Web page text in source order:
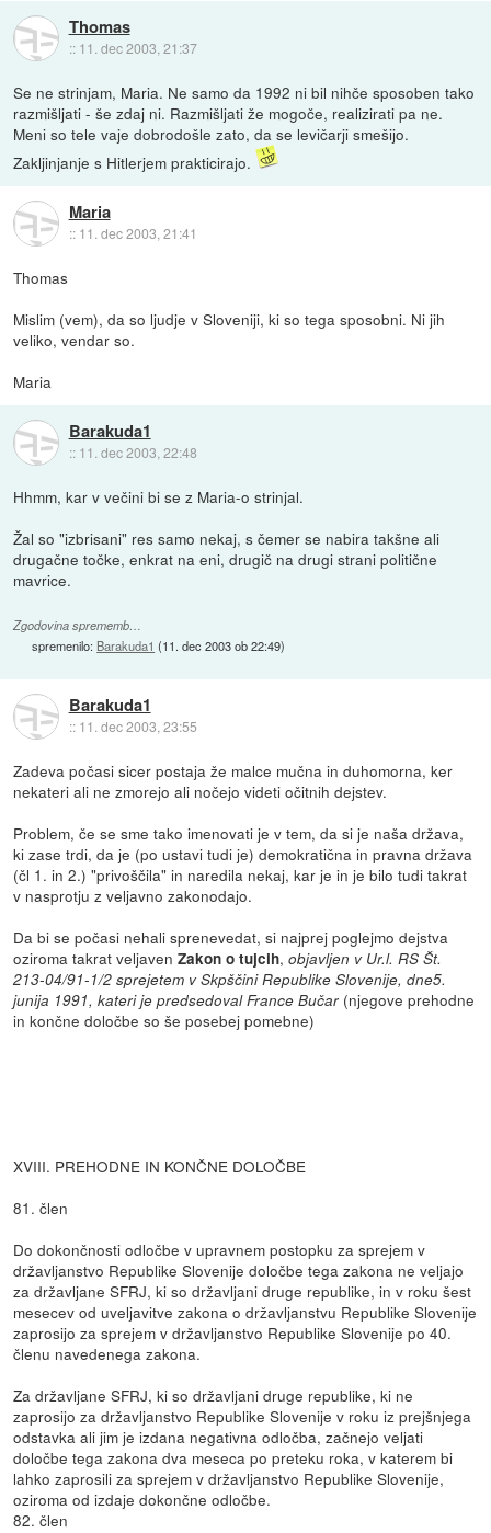
Thomas
:: 11. dec 2003, 21:37
Se ne strinjam, Maria. Ne samo da 1992 ni bil nihče sposoben tako
razmišljati - še zdaj ni. Razmišljati že mogoče, realizirati pa ne.
Meni so tele vaje dobrodošle zato, da se levičarji smešijo.
Zakljinjanje s Hitlerjem prakticirajo.
Maria
:: 11. dec 2003, 21:41
Thomas
Mislim (vem), da so ljudje v Sloveniji, ki so tega sposobni. Ni jih
veliko, vendar so.
Maria
Barakuda1
:: 11. dec 2003, 22:48
Hhmm, kar v večini bi se z Maria-o strinjal.
Žal so "izbrisani" res samo nekaj, s čemer se nabira takšne ali
drugačne točke, enkrat na eni, drugič na drugi strani politične
mavrice.
Zgodovina sprememb…
spremenilo: Barakuda1 (11. dec 2003 ob 22:49)
Barakuda1
:: 11. dec 2003, 23:55
Zadeva počasi sicer postaja že malce mučna in duhomorna, ker
nekateri ali ne zmorejo ali nočejo videti očitnih dejstev.
Problem, če se sme tako imenovati je v tem, da si je naša država,
ki zase trdi, da je (po ustavi tudi je) demokratična in pravna država
(čl 1. in 2.) "privoščila" in naredila nekaj, kar je in je bilo tudi takrat
v nasprotju z veljavno zakonodajo.
Da bi se počasi nehali sprenevedat, si najprej poglejmo dejstva
oziroma takrat veljavenZakon o tujcih,objavljen v Ur.l. RS Št.
213-04/91-1/2 sprejetem v Skpščini Republike Slovenije, dne5.
junija 1991, kateri je predsedoval France Bučar (njegove prehodne
in končne določbe so še posebej pomebne)
XVIII. PREHODNE IN KONČNE DOLOČBE
81. člen
Do dokončnosti odločbe v upravnem postopku za sprejem v
državljanstvo Republike Slovenije določbe tega zakona ne veljajo
za državljane SFRJ, ki so državljani druge republike, in v roku šest
mesecev od uveljavitve zakona o državljanstvu Republike Slovenije
zaprosijo za sprejem v državljanstvo Republike Slovenije po 40.
členu navedenega zakona.
Za državljane SFRJ, ki so državljani druge republike, ki ne
zaprosijo za državljanstvo Republike Slovenije v roku iz prejšnjega
odstavka ali jim je izdana negativna odločba, začnejo veljati
določbe tega zakona dva meseca po preteku roka, v katerem bi
lahko zaprosili za sprejem v državljanstvo Republike Slovenije,
oziroma od izdaje dokončne odločbe.
82. člen